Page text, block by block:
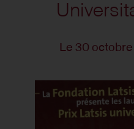
Le 30